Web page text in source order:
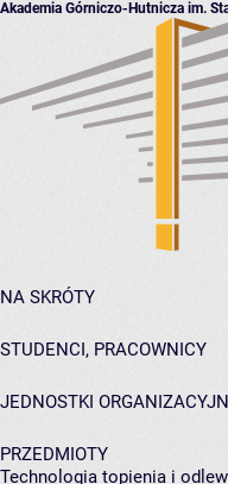
Akademia Górniczo-Hutnicza im.
NA SKRÓTY
STUDENCI, PRACOWNICY
JEDNOSTKI
PRZEDMIOTY
Technologia topienia i